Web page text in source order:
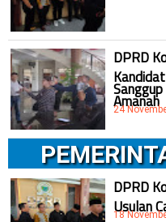
DPRD
Amanah
24
DPRD
Usulan
18